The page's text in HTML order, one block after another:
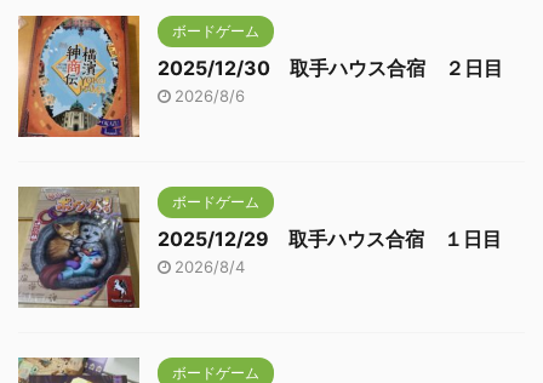
ボードゲーム
2025/12/30 取手ハウス合宿 ２日目
2026/8/6
ボードゲーム
2025/12/29 取手ハウス合宿 １日目
2026/8/4
ボードゲーム